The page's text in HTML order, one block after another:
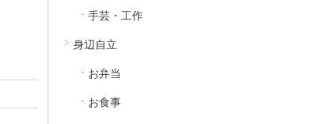
手芸・工作
身辺自立
お弁当
お食事